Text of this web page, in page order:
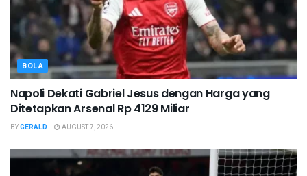
BOLA
Napoli Dekati Gabriel Jesus dengan Harga yang
Ditetapkan Arsenal Rp 4129 Miliar
BYGERALD AUGUST 7, 2026